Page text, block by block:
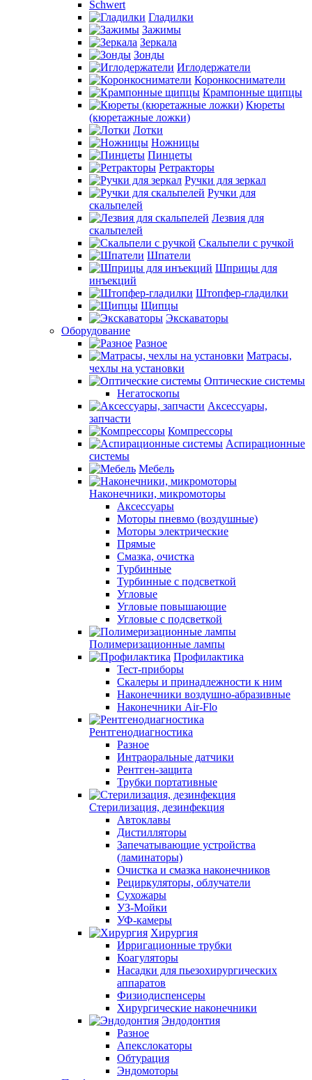
Schwert
Гладилки
Зажимы
Зеркала
Зонды
Иглодержатели
Коронкосниматели
Крампонные щипцы
Кюреты
(кюретажные ложки)
Лотки
Ножницы
Пинцеты
Ретракторы
Ручки для зеркал
Ручки для
скальпелей
Лезвия для
скальпелей
Скальпели с ручкой
Шпатели
Шприцы для
инъекций
Штопфер-гладилки
Щипцы
Экскаваторы
Оборудование
Разное
Матрасы,
чехлы на установки
Оптические системы
Негатоскопы
Аксессуары,
запчасти
Компрессоры
Аспирационные
системы
Мебель
Наконечники, микромоторы
Аксессуары
Моторы пневмо (воздушные)
Моторы электрические
Прямые
Смазка, очистка
Турбинные
Турбинные с подсветкой
Угловые
Угловые повышающие
Угловые с подсветкой
Полимеризационные лампы
Профилактика
Тест-приборы
Скалеры и принадлежности к ним
Наконечники воздушно-абразивные
Наконечники Air-Flo
Рентгенодиагностика
Разное
Интраоральные датчики
Рентген-защита
Трубки портативные
Стерилизация, дезинфекция
Автоклавы
Дистилляторы
Запечатывающие устройства
(ламинаторы)
Очистка и смазка наконечников
Рециркуляторы, облучатели
Сухожары
УЗ-Мойки
УФ-камеры
Хирургия
Ирригационные трубки
Коагуляторы
Насадки для пьезохирургических
аппаратов
Физиодиспенсеры
Хирургические наконечники
Эндодонтия
Разное
Апекслокаторы
Обтурация
Эндомоторы